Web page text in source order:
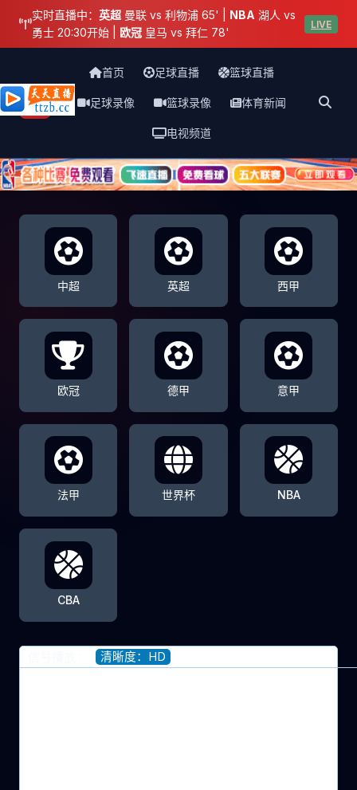
实时直播中： 英超 曼联 vs 利物浦 65' | NBA 湖人 vs
勇士 20:30开始 | 欧冠 皇马 vs 拜仁 78'
LIVE
天天直播网
首页 足球直播 篮球直播
足球录像 篮球录像 体育新闻
电视频道
中超 英超 西甲
欧冠 德甲 意甲
法甲 世界杯 NBA
CBA
清晰度：HD